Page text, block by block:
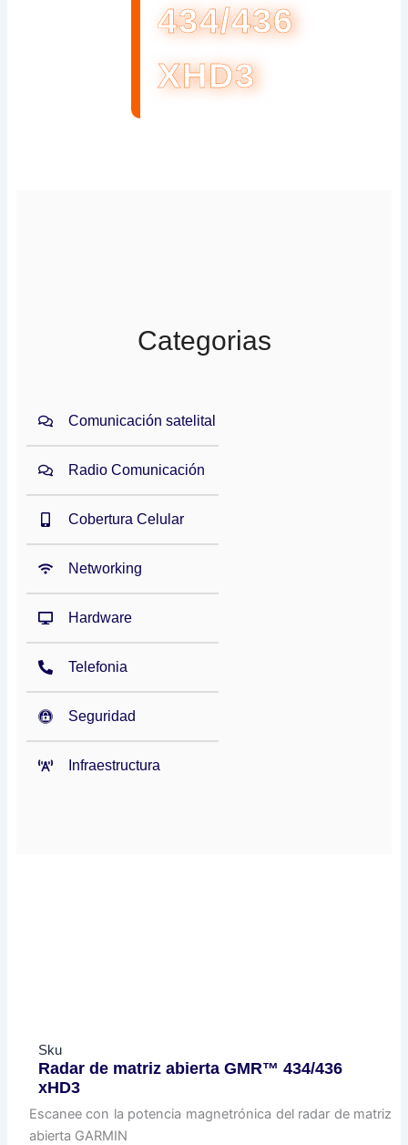
434/436
XHD3
Categorias
Comunicación satelital
Radio Comunicación
Cobertura Celular
Networking
Hardware
Telefonia
Seguridad
Infraestructura
Sku
Radar de matriz abierta GMR™ 434/436
xHD3
Escanee con la potencia magnetrónica del radar de matriz
abierta GARMIN